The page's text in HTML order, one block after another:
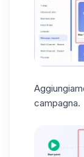
campagna.